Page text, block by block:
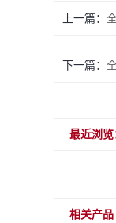
上一篇：
下一篇：
最近浏览
相关产品